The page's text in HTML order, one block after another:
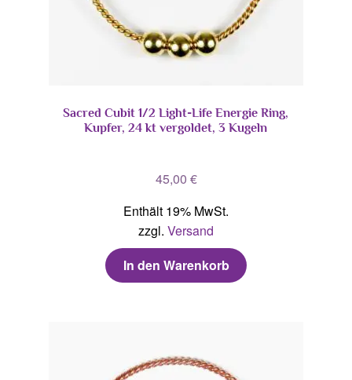
Sacred Cubit 1/2 Light-Life Energie Ring,
Kupfer, 24 kt vergoldet, 3 Kugeln
45,00 €
Enthält 19% MwSt.
zzgl. Versand
In den Warenkorb